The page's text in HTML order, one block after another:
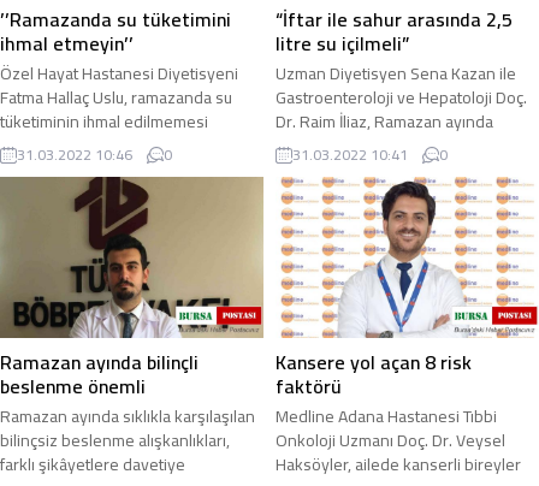
’’Ramazanda su tüketimini
ihmal etmeyin’’
Özel Hayat Hastanesi Diyetisyeni
Fatma Hallaç Uslu, ramazanda su
tüketiminin ihmal edilmemesi
gerektiği konusunda önemli
uyarılarda bulundu. Dyt ...
31.03.2022 10:46 0
“İftar ile sahur arasında 2,5
litre su içilmeli”
Uzman Diyetisyen Sena Kazan ile
Gastroenteroloji ve Hepatoloji Doç.
Dr. Raim İliaz, Ramazan ayında
karşılaşılan sağlık sorunları ve
beslenme ile ...
31.03.2022 10:41 0
Ramazan ayında bilinçli
beslenme önemli
Ramazan ayında sıklıkla karşılaşılan
bilinçsiz beslenme alışkanlıkları,
farklı şikâyetlere davetiye
Kansere yol açan 8 risk
faktörü
Medline Adana Hastanesi Tıbbi
Onkoloji Uzmanı Doç. Dr. Veysel
Haksöyler, ailede kanserli bireyler